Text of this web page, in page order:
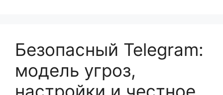
Безопасный Telegram:
модель угроз,
настройки и честное